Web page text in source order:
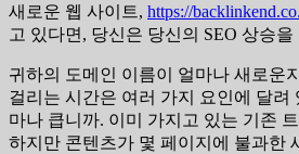
새로운 웹 사이트, https://
고 있다면, 당신은 당신의 SEO 상승
귀하의 도메인 이름이 얼마나 새로운
걸리는 시간은 여러 가지 요인에 달려
마나 큽니까. 이미 가지고 있는 기존
하지만 콘텐츠가 몇 페이지에 불과한